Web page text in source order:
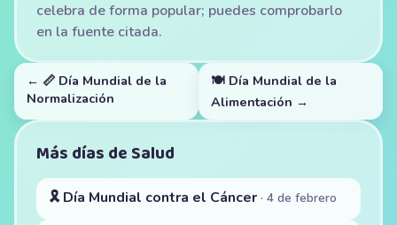
celebra de forma popular; puedes comprobarlo
en la fuente citada.
← 📏 Día Mundial de la
Normalización
🍽️ Día Mundial de la
Alimentación →
Más días de Salud
🎗️ Día Mundial contra el Cáncer · 4 de febrero